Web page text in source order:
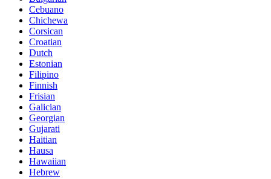
Cebuano
Chichewa
Corsican
Croatian
Dutch
Estonian
Filipino
Finnish
Frisian
Galician
Georgian
Gujarati
Haitian
Hausa
Hawaiian
Hebrew